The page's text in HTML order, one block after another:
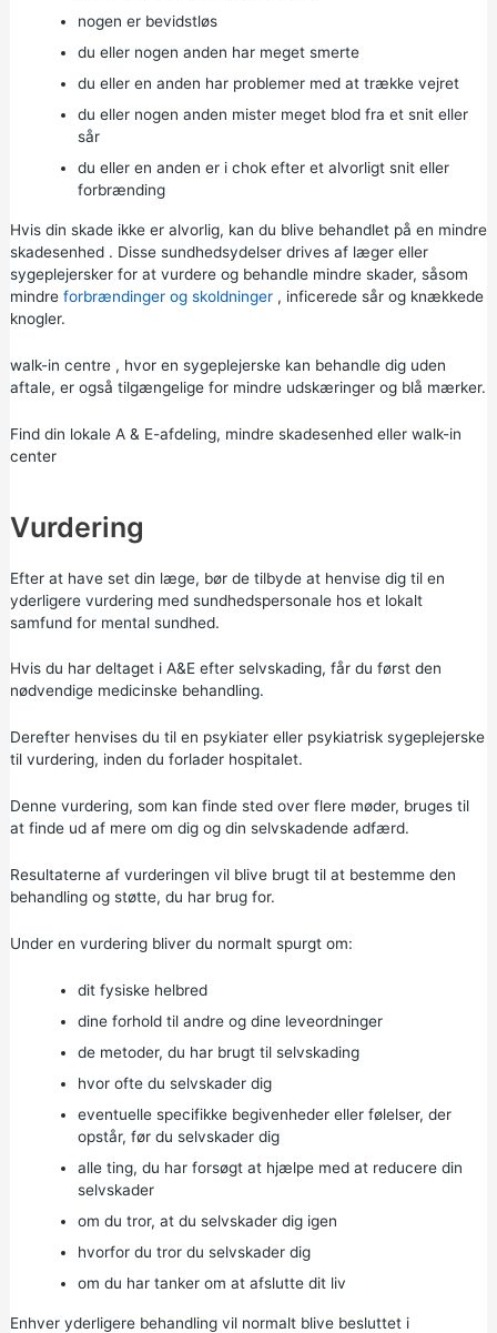
nogen er bevidstløs
du eller nogen anden har meget smerte
du eller en anden har problemer med at trække vejret
du eller nogen anden mister meget blod fra et snit eller
sår
du eller en anden er i chok efter et alvorligt snit eller
forbrænding
Hvis din skade ikke er alvorlig, kan du blive behandlet på en mindre
skadesenhed. Disse sundhedsydelser drives af læger eller
sygeplejersker for at vurdere og behandle mindre skader, såsom
mindre forbrændinger og skoldninger, inficerede sår og knækkede
knogler.
walk-in centre, hvor en sygeplejerske kan behandle dig uden
aftale, er også tilgængelige for mindre udskæringer og blå mærker.
Find din lokale A & E-afdeling, mindre skadesenhed eller walk-in
center
Vurdering
Efter at have set din læge, bør de tilbyde at henvise dig til en
yderligere vurdering med sundhedspersonale hos et lokalt
samfund for mental sundhed.
Hvis du har deltaget i A&E efter selvskading, får du først den
nødvendige medicinske behandling.
Derefter henvises du til en psykiater eller psykiatrisk sygeplejerske
til vurdering, inden du forlader hospitalet.
Denne vurdering, som kan finde sted over flere møder, bruges til
at finde ud af mere om dig og din selvskadende adfærd.
Resultaterne af vurderingen vil blive brugt til at bestemme den
behandling og støtte, du har brug for.
Under en vurdering bliver du normalt spurgt om:
dit fysiske helbred
dine forhold til andre og dine leveordninger
de metoder, du har brugt til selvskading
hvor ofte du selvskader dig
eventuelle specifikke begivenheder eller følelser, der
opstår, før du selvskader dig
alle ting, du har forsøgt at hjælpe med at reducere din
selvskader
om du tror, at du selvskader dig igen
hvorfor du tror du selvskader dig
om du har tanker om at afslutte dit liv
Enhver yderligere behandling vil normalt blive besluttet i